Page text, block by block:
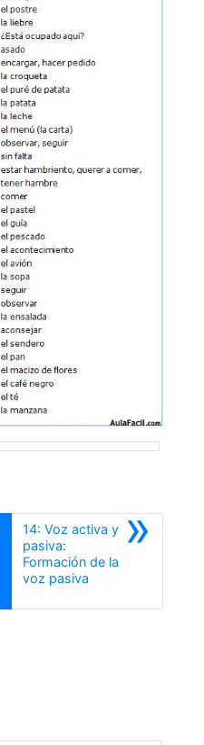
»
14: Voz activa y
pasiva:
Formación de la
voz pasivaSiguiente